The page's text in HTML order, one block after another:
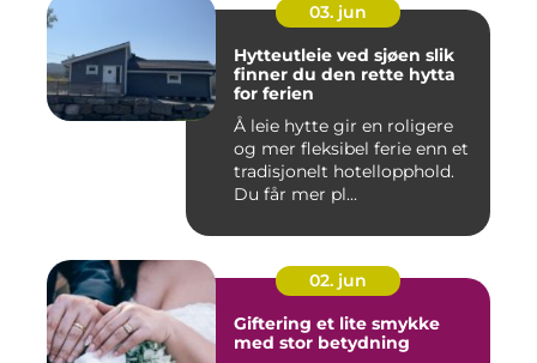
03. jun
Hytteutleie ved sjøen slik
finner du den rette hytta
for ferien
Å leie hytte gir en roligere
og mer fleksibel ferie enn et
tradisjonelt hotellopphold.
Du får mer pl...
02. jun
Giftering et lite smykke
med stor betydning